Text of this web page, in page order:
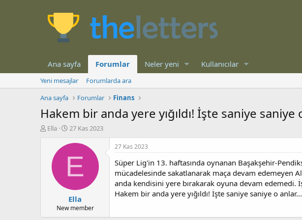
Ana sayfa Forumlar Neler yeni Kullanıcılar
Yeni mesajlar
Forumlarda ara
Ana sayfa
Forumlar Finans
Hakem bir anda yere yığıldı! İşte saniye saniye
K
l
Ella
B
ş
a
n
ı
ç
t
a
27 Kas 2023
E
Ella
New member
27 Kas 2023
Süper Lig'in 13. haftasında oynanan Başakşehir-
mücadelesinde sakatlanarak maça devam edemeyen
anda kendisini yere bırakarak oyuna devam edemedi.
Hakem bir anda yere yığıldı! İşte saniye saniye o anlar...